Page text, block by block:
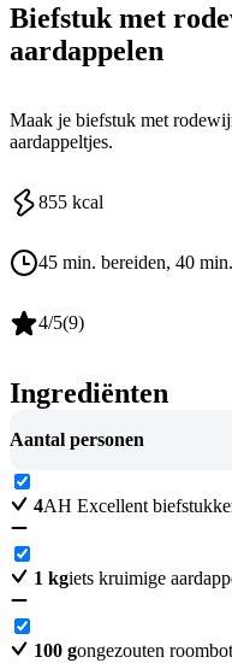
Biefstuk met
aardappelen
Maak je biefstuk met
aardappeltjes.
855 kcal
45 min. bereiden, 40
4/5(9)
Ingrediënten
Aantal personen
4AH Excellent
1 kgiets kruimige
100 gongezouten